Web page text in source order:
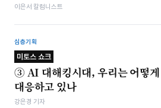
이은서 칼럼니스트
심층기획
미토스 쇼크
③ AI 대해킹시대, 우리는 어떻게
대응하고 있나
강은경 기자